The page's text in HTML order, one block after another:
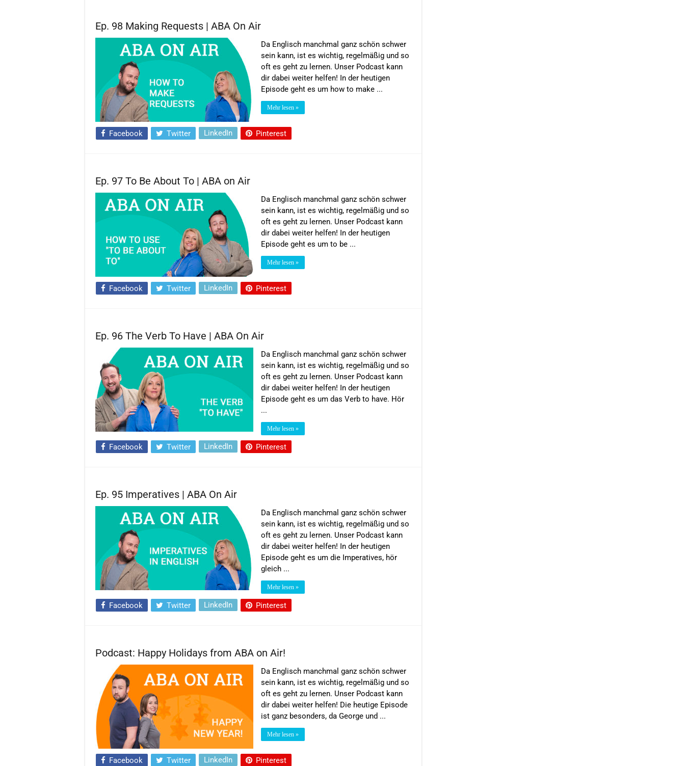
Ep. 98 Making Requests | ABA On Air
Da Englisch manchmal ganz schön schwer
sein kann, ist es wichtig, regelmäßig und so
oft es geht zu lernen. Unser Podcast kann
dir dabei weiter helfen! In der heutigen
Episode geht es um how to make ...
Mehr lesen »
Facebook Twitter LinkedIn Pinterest
Ep. 97 To Be About To | ABA on Air
Da Englisch manchmal ganz schön schwer
sein kann, ist es wichtig, regelmäßig und so
oft es geht zu lernen. Unser Podcast kann
dir dabei weiter helfen! In der heutigen
Episode geht es um to be ...
Mehr lesen »
Facebook Twitter LinkedIn Pinterest
Ep. 96 The Verb To Have | ABA On Air
Da Englisch manchmal ganz schön schwer
sein kann, ist es wichtig, regelmäßig und so
oft es geht zu lernen. Unser Podcast kann
dir dabei weiter helfen! In der heutigen
Episode geht es um das Verb to have. Hör
...
Mehr lesen »
Facebook Twitter LinkedIn Pinterest
Ep. 95 Imperatives | ABA On Air
Da Englisch manchmal ganz schön schwer
sein kann, ist es wichtig, regelmäßig und so
oft es geht zu lernen. Unser Podcast kann
dir dabei weiter helfen! In der heutigen
Episode geht es um die Imperatives, hör
gleich ...
Mehr lesen »
Facebook Twitter LinkedIn Pinterest
Podcast: Happy Holidays from ABA on Air!
Da Englisch manchmal ganz schön schwer
sein kann, ist es wichtig, regelmäßig und so
oft es geht zu lernen. Unser Podcast kann
dir dabei weiter helfen! Die heutige Episode
ist ganz besonders, da George und ...
Mehr lesen »
Facebook Twitter LinkedIn Pinterest